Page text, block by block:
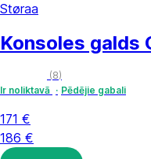
Støraa
Konsoles galds
(8)
Ir noliktavā
Pēdējie gabali
171 €
186 €